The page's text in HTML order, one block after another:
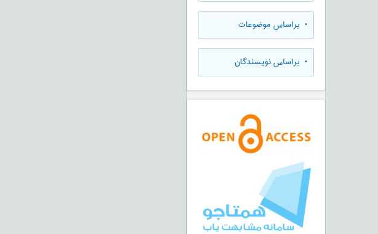
• براساس موضوعات
• براساس نویسندگان